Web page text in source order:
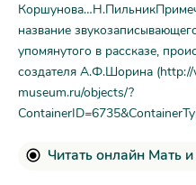
название
упомянутого в рассказе,
создателя А.Ф.Шорина
museum.ru/objects/?
Читать онлайн Мать